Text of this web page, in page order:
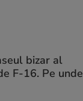
bizar al
F-16. Pe unde